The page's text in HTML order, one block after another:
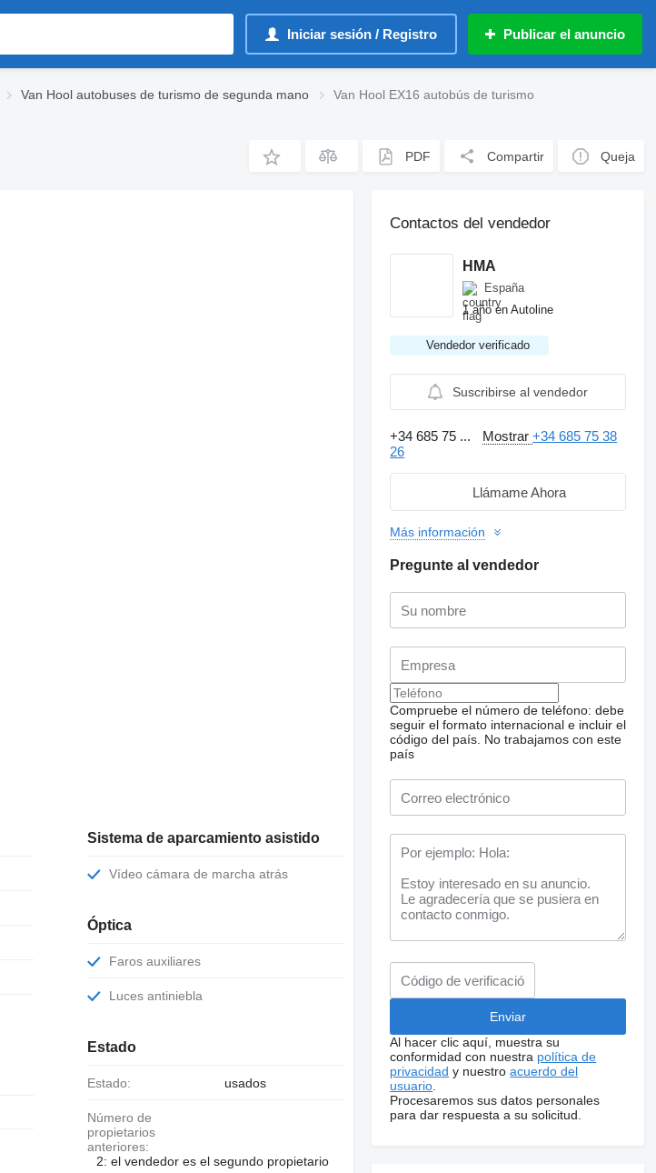
Iniciar sesión / Registro Publicar el anuncio
Van Hool autobuses de turismo de segunda mano Van Hool EX16 autobús de turismo
PDF Compartir Queja
Sistema de aparcamiento asistido
Vídeo cámara de marcha atrás
Óptica
Faros auxiliares
Luces antiniebla
Estado
Estado: usados
Número de
propietarios
anteriores:
2: el vendedor es el segundo propietario
Contactos del vendedor
HMA
España
1 año en Autoline
Vendedor verificado
Suscribirse al vendedor
+34 685 75 ... Mostrar+34 685 75 38
26
Llámame Ahora
Más información
Pregunte al vendedor
Compruebe el número de teléfono: debe
seguir el formato internacional e incluir el
código del país. No trabajamos con este
país
Al hacer clic aquí, muestra su
conformidad con nuestra política de
privacidad y nuestroacuerdo del
usuario
Procesaremos sus datos personales
para dar respuesta a su solicitud.